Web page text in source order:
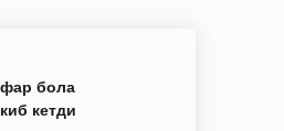
бола
кетди